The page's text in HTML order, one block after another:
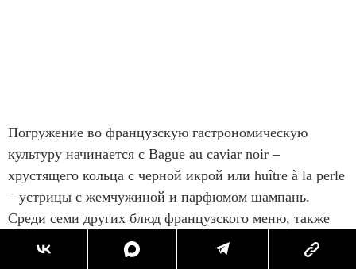
Погружение во французскую гастрономическую
культуру начинается с Bague au caviar noir –
хрустящего кольца с черной икрой или huître à la perle
– устрицы с жемчужиной и парфюмом шампань.
Среди семи других блюд французского меню, также
можео выбрать свой вид фуа-гра, попробовать
традиционный буабес и узнать историю создания